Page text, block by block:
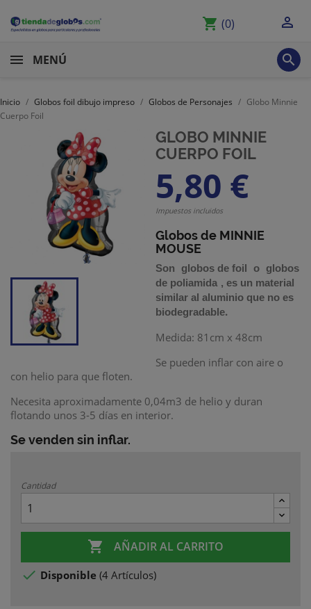
shopping_cart (0) 
MENÚ 
Inicio Globos foil dibujo impreso Globos de Personajes
Globo Minnie
Cuerpo Foil
GLOBO MINNIE
CUERPO FOIL
5,80 €
Impuestos incluidos
Globos de MINNIE
MOUSE
Son globos de foil o globos
de poliamida , es un material
similar al aluminio que no es
biodegradable.
Medida: 81cm x 48cm
Se pueden inflar con aire o
con helio para que floten.
Necesita aproximadamente 0,04m3 de helio y duran
flotando unos 3-5 días en interior.
Se venden sin inflar.
Cantidad
 AÑADIR AL CARRITO
 Disponible (4 Artículos)